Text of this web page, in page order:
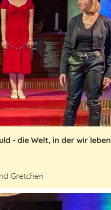
- die Welt, in der wir leben
Gretchen